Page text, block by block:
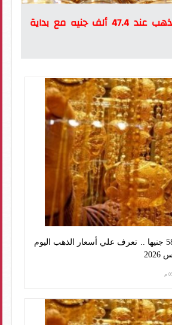
استقرار الجنيه الذهب عند 47.4 ألف جنيه مع بداية
عيار 21 يسجل 5870 جنيها .. تعرف علي أسعار الذهب اليوم